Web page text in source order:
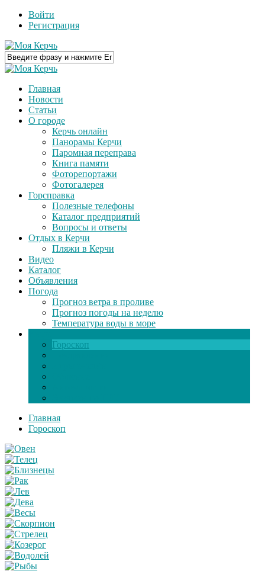
Войти
Регистрация
Главная
Новости
Статьи
О городе
Керчь онлайн
Панорамы Керчи
Паромная переправа
Книга памяти
Фоторепортажи
Фотогалерея
Горсправка
Полезные телефоны
Каталог предприятий
Вопросы и ответы
Отдых в Керчи
Пляжи в Керчи
Видео
Каталог
Объявления
Погода
Прогноз ветра в проливе
Прогноз погоды на неделю
Температура воды в море
Гороскоп
Главная
Гороскоп